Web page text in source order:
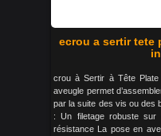
ecrou a sertir tete
crou à Sertir à Tête
aveugle permet
par la suite des vis ou des
: Un filetage robuste sur
résistance La pose en